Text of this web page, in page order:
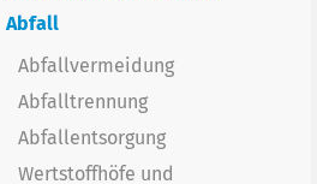
Abfall
Abfallvermeidung
Abfalltrennung
Abfallentsorgung
Wertstoffhöfe und